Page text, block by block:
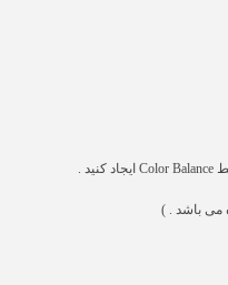
Color Balance ایجاد کنید .